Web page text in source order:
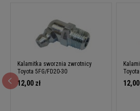
Kalamitka sworznia zwrotnicy
Toyota 5FG/FD20-30
12,00 zł 12,00